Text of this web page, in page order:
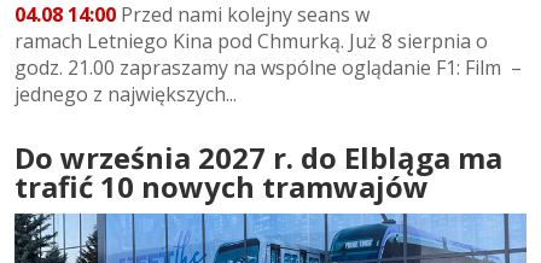
04.08 14:00 Przed nami kolejny seans w
ramach Letniego Kina pod Chmurką. Już 8 sierpnia o
godz. 21.00 zapraszamy na wspólne oglądanie F1: Film –
jednego z największych...
Do września 2027 r. do Elbląga ma
trafić 10 nowych tramwajów